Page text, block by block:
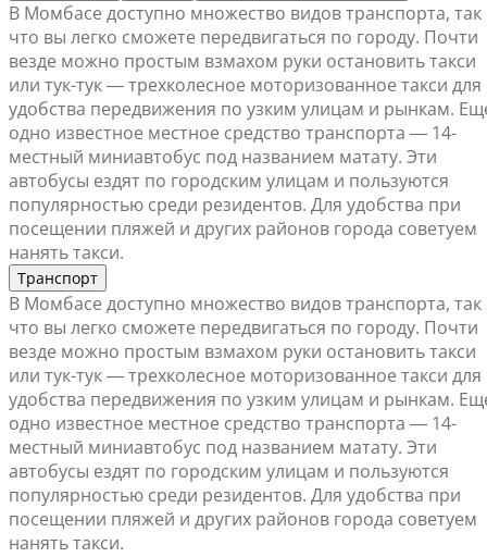
В Момбасе доступно множество видов транспорта, так
что вы легко сможете передвигаться по городу. Почти
везде можно простым взмахом руки остановить такси
или тук-тук ― трехколесное моторизованное такси для
удобства передвижения по узким улицам и рынкам.
одно известное местное средство транспорта ― 14-
местный миниавтобус под названием матату. Эти
автобусы ездят по городским улицам и пользуются
популярностью среди резидентов. Для удобства при
посещении пляжей и других районов города советуем
нанять такси.
Транспорт
В Момбасе доступно множество видов транспорта, так
что вы легко сможете передвигаться по городу. Почти
везде можно простым взмахом руки остановить такси
или тук-тук ― трехколесное моторизованное такси для
удобства передвижения по узким улицам и рынкам.
одно известное местное средство транспорта ― 14-
местный миниавтобус под названием матату. Эти
автобусы ездят по городским улицам и пользуются
популярностью среди резидентов. Для удобства при
посещении пляжей и других районов города советуем
нанять такси.